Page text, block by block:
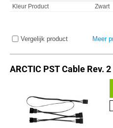
Kleur Product
Zwart
Vergelijk product Meer
ARCTIC PST Cable Rev. 2